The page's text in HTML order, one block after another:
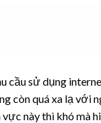
cầu sử dụng
còn quá xa lạ với
này thì khó mà